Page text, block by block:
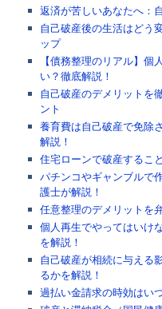
返済が苦しいあなたへ：
自己破産後の生活はどう
ップ
【債務整理のリアル】個
い？徹底解説！
自己破産のデメリットを
ント
養育費は自己破産で免除
解説！
住宅ローンで破産するこ
パチンコやギャンブルで
護士が解説！
任意整理のデメリットを
個人再生でやってはいけ
を解説！
自己破産が相続に与える
るかを解説！
過払い金請求の時効はい